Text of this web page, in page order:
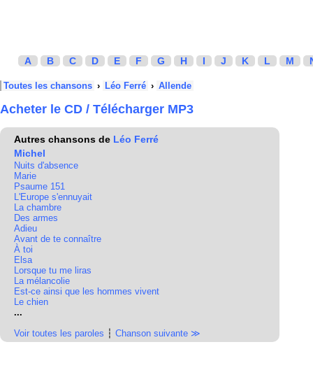
A B C D E F G H I J K L M
Toutes les chansons › Léo Ferré › Allende
Acheter le CD / Télécharger MP3
Autres chansons de Léo Ferré
Michel
Nuits d'absence
Marie
Psaume 151
L'Europe s'ennuyait
La chambre
Des armes
Adieu
Avant de te connaître
À toi
Elsa
Lorsque tu me liras
La mélancolie
Est-ce ainsi que les hommes vivent
Le chien
...
Voir toutes les paroles ┆ Chanson suivante ≫